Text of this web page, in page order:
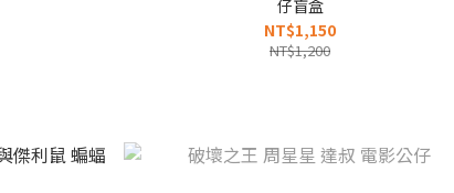
仔盲盒
NT$1,150
NT$1,200